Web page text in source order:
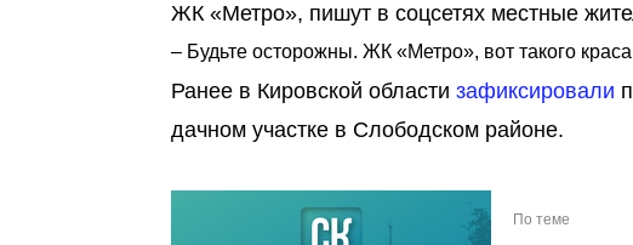
ЖК «Метро», пишут в соцсетях местные
– Будьте осторожны. ЖК «Метро», вот такого
Ранее в Кировской области зафиксировали
дачном участке в Слободском районе.
По теме